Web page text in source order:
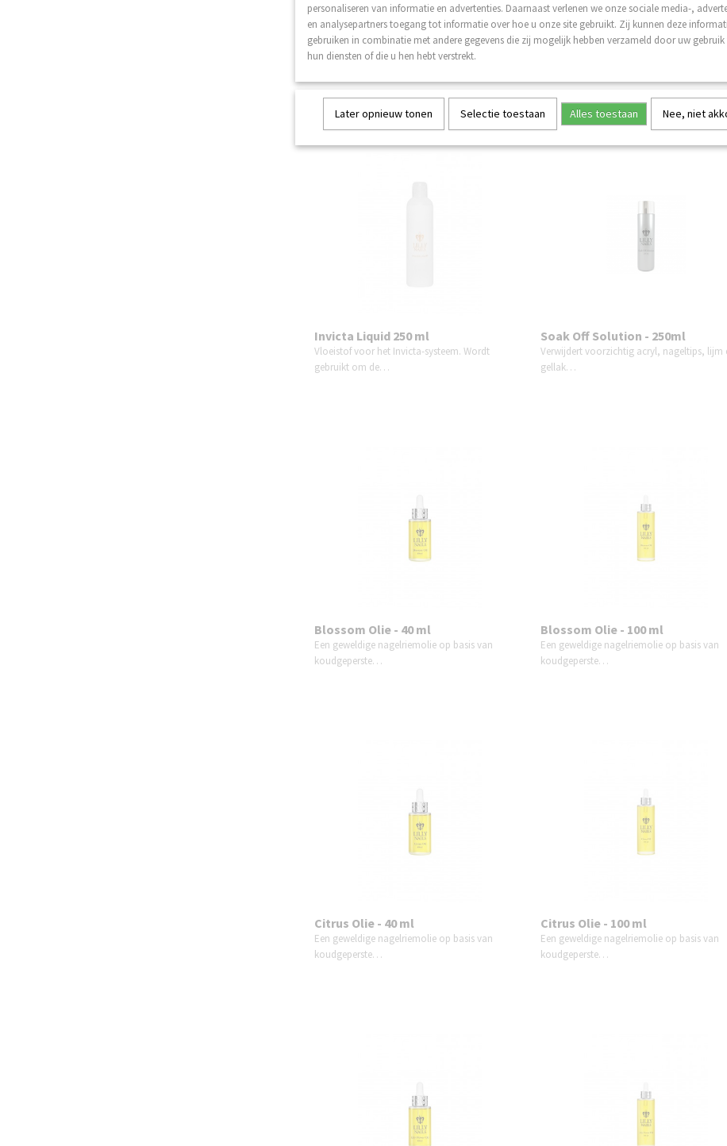
Nagellak Remover - Dip in
Een effectieve en snelle remover bedoeld voor
Nagellak Remover - 250 ml
Invicta Liquid 250 ml
Vloeistof voor het Invicta-systeem. Wordt
gebruikt om de…
Soak Off Solution - 250ml
Verwijdert voorzichtig acryl, nageltips, lijm
gellak…
Blossom Olie - 40 ml
Een geweldige nagelriemolie op basis van
koudgeperste…
Blossom Olie - 100 ml
Een geweldige nagelriemolie op basis van
koudgeperste…
Citrus Olie - 40 ml
Een geweldige nagelriemolie op basis van
koudgeperste…
Citrus Olie - 100 ml
Een geweldige nagelriemolie op basis van
koudgeperste…
personaliseren van informatie en advertenties. Daarnaast verlenen we onze sociale media-,
en analysepartners toegang tot informatie over hoe u onze site gebruikt. Zij kunnen deze
gebruiken in combinatie met andere gegevens die zij mogelijk hebben verzameld door uw gebruik
hun diensten of die u hen hebt verstrekt.
Later opnieuw tonen Selectie toestaan Alles toestaan Nee, niet